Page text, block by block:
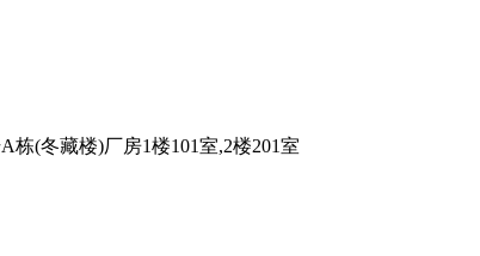
(冬藏楼)厂房1楼101室,2楼201室